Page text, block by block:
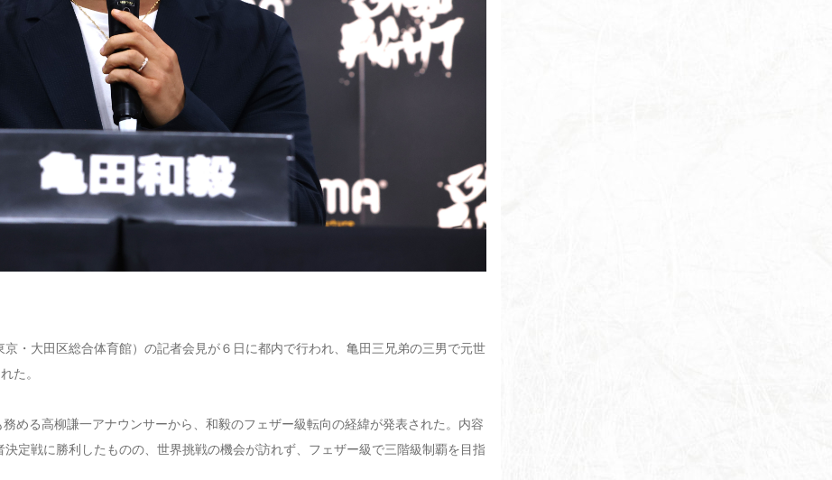
・大田区総合体育館）の記者会見が６日に都内で行われ、亀田三兄弟の三男で元世
た。
める高柳謙一アナウンサーから、和毅のフェザー級転向の経緯が発表された。内容
定戦に勝利したものの、世界挑戦の機会が訪れず、フェザー級で三階級制覇を目指